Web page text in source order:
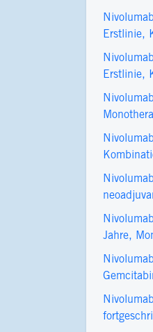
Erstlinie,
Erstlinie,
Jahre,